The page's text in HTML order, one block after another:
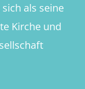
als seine
Kirche und